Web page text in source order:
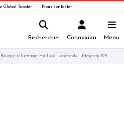
Global Scooter Nous contacter
Rechercher Connexion Menu
Bougie allumage Hailuxe Leonardo - Majesty 125